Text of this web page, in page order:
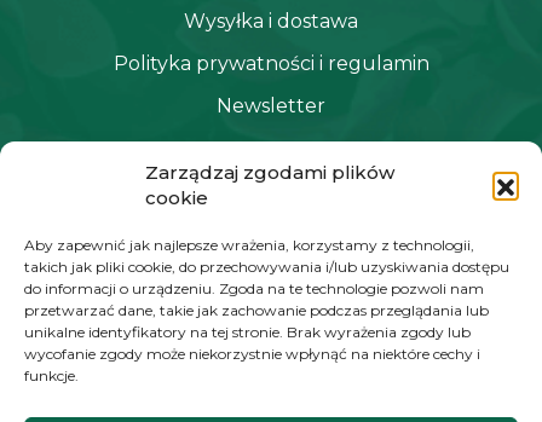
Zarządzaj zgodami plików
cookie
Aby zapewnić jak najlepsze wrażenia, korzystamy z technologii,
takich jak pliki cookie, do przechowywania i/lub uzyskiwania dostępu
do informacji o urządzeniu. Zgoda na te technologie pozwoli nam
przetwarzać dane, takie jak zachowanie podczas przeglądania lub
unikalne identyfikatory na tej stronie. Brak wyrażenia zgody lub
wycofanie zgody może niekorzystnie wpłynąć na niektóre cechy i
funkcje.
Wysyłka i dostawa
Polityka prywatności i regulamin
Newsletter
NAWIGACJA
Moje konto
Koszyk
Moje zamówienia